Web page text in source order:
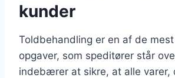
kunder
Toldbehandling er en af de
opgaver, som speditører står
indebærer at sikre, at alle varer,